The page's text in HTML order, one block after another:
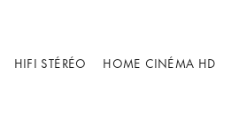
HIFI STÉRÉO HOME CINÉMA HD